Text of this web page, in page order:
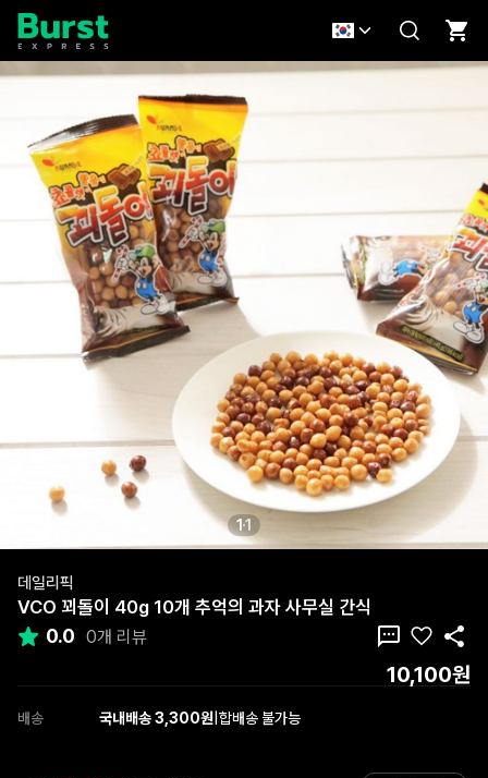
1 1
데일리픽
VCO 꾀돌이 40g 10개 추억의 과자 사무실 간식
0.0 0개 리뷰
10,100원
배송 국내배송 3,300원 합배송 불가능